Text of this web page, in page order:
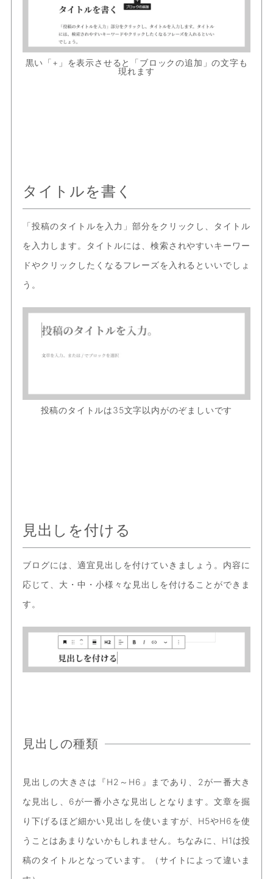
黒い「+」を表示させると「ブロックの追加」の文字も
現れます
タイトルを書く
「投稿のタイトルを入力」部分をクリックし、タイトル
を入力します。タイトルには、検索されやすいキーワー
ドやクリックしたくなるフレーズを入れるといいでしょ
う。
投稿のタイトルは35文字以内がのぞましいです
見出しを付ける
ブログには、適宜見出しを付けていきましょう。内容に
応じて、大・中・小様々な見出しを付けることができま
す。
見出しの種類
見出しの大きさは『H2～H6』まであり、2が一番大き
な見出し、6が一番小さな見出しとなります。文章を掘
り下げるほど細かい見出しを使いますが、H5やH6を使
うことはあまりないかもしれません。ちなみに、H1は投
稿のタイトルとなっています。（サイトによって違いま